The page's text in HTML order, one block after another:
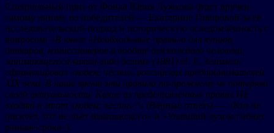
Специальный приз от Фонда Юрия Лужкова будет вручен
самому юному из победителей — Екатерине Говоровой за её
исследовательский подход и историческую осведомлённость с
вопросом: «В книге «Необходимые правила для купцов,
банкиров, комиссионеров и вообще для каждого человека,
занимающегося каким-либо делом» (1881) Н. Е. Зегимель
сформулировал «кодекс чести» российских предпринимателей
XIX века. В наше время эти правила по-прежнему не потеряли
своей актуальности. Какие из представленных правил НЕ
входят в этот «кодекс чести»?» (Верные ответы — «Кто не
рискует, тот не пьёт шампанского» и «Упавший духом гибнет
раньше срока»).